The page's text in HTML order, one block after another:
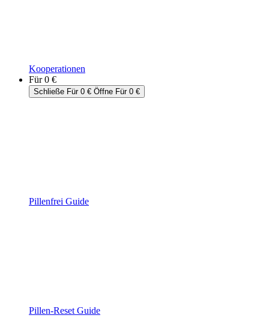
Kooperationen
Für 0 €
Schließe Für 0 € Öffne Für 0 €
Pillenfrei Guide
Pillen-Reset Guide